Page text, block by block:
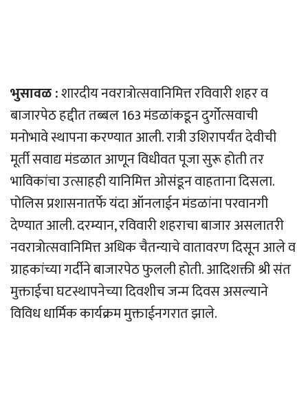
भुसावळ :शारदीय नवरात्रोत्सवानिमित्त रविवारी शहर व
बाजारपेठ हद्दीत तब्बल 163 मंडळांकडून दुर्गोत्सवाची
मनोभावे स्थापना करण्यात आली. रात्री उशिरापर्यंत देवीची
मूर्ती सवाद्य मंडळात आणून विधीवत पूजा सुरू होती तर
भाविकांचा उत्साहही यानिमित्त ओसंडून वाहताना दिसला.
पोलिस प्रशासनातर्फे यंदा ऑनलाईन मंडळांना परवानगी
देण्यात आली. दरम्यान, रविवारी शहराचा बाजार असलातरी
नवरात्रोत्सवानिमित्त अधिक चैतन्याचे वातावरण दिसून आले व
ग्राहकांच्या गर्दीने बाजारपेठ फुलली होती. आदिशक्ती श्री संत
मुक्ताईचा घटस्थापनेच्या दिवशीच जन्म दिवस असल्याने
विविध धार्मिक कार्यक्रम मुक्ताईनगरात झाले.